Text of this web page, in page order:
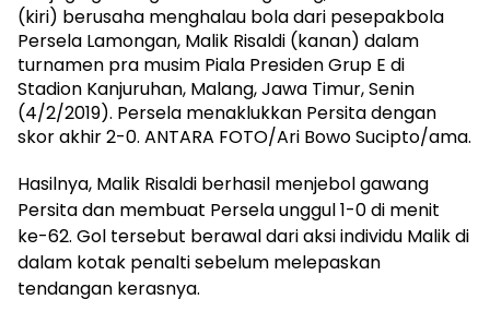
(kiri) berusaha menghalau bola dari pesepakbola
Persela Lamongan, Malik Risaldi (kanan) dalam
turnamen pra musim Piala Presiden Grup E di
Stadion Kanjuruhan, Malang, Jawa Timur, Senin
(4/2/2019). Persela menaklukkan Persita dengan
skor akhir 2-0. ANTARA FOTO/Ari Bowo Sucipto/ama.
Hasilnya, Malik Risaldi berhasil menjebol gawang
Persita dan membuat Persela unggul 1-0 di menit
ke-62. Gol tersebut berawal dari aksi individu Malik di
dalam kotak penalti sebelum melepaskan
tendangan kerasnya.